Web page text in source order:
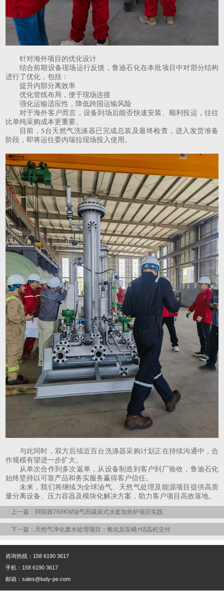
针对海外项目的优化设计
结合前期设备现场运行反馈，鲁迪石化在本批项目中对部分结构
进行了优化，包括：
提升内部分离效率
优化管线布局，便于现场连接
强化运输适应性，降低跨国运输风险
对于海外客户而言，设备到场后能否快速安装、顺利投运，往往
比单纯采购成本更重要。
目前， 5台天然气洗涤器已完成总装及最终检查，进入发货准备
阶段，即将运往委内瑞拉现场投入使用。
与此同时，双方后续近百台洗涤器采购计划正在持续沟通中，合
作规模有望进一步扩大。
从单次合作到多次返单，从设备制造到客户到厂验收，鲁迪石化
始终坚持以可靠产品和务实服务赢得客户信任。
未来，我们将继续为全球油气、天然气处理及能源项目提供高质
量分离设备、压力容器及模块化解决方案，助力客户项目高效落地。
上一篇：阿联酋760KW油气田撬装式水套加热炉项目实践
下一篇：天然气净化废水处理项目：氧化反应橇+结晶机交付
咨询热线：158 6190 3617
手机：158 6190 3617
邮箱：sales@ludy-pe.com